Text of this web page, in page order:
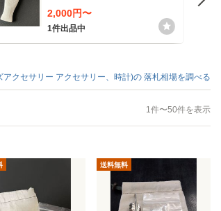
2,000円〜
1件出品中
クセサリー アクセサリー、時計)の 落札相場を調べる
1件〜50件を表示
送料無料